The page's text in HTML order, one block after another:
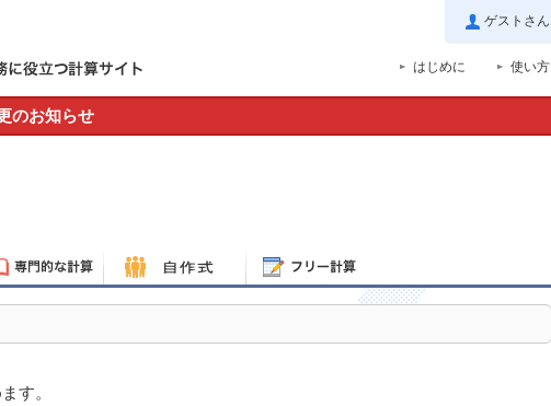
ゲストさん
はじめに 使い方
のお知らせ
す。